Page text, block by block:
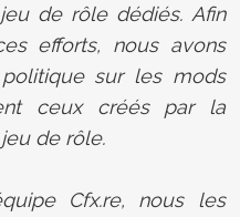
de rôle dédiés. Afin
efforts, nous avons
sur les mods
ceux créés par la
de rôle.
Cfx.re, nous les